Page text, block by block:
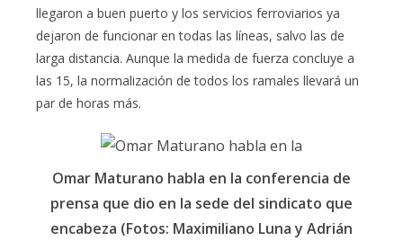
llegaron a buen puerto y los servicios ferroviarios ya
dejaron de funcionar en todas las líneas, salvo las de
larga distancia. Aunque la medida de fuerza concluye a
las 15, la normalización de todos los ramales llevará un
par de horas más.
Omar Maturano habla en la conferencia de
prensa que dio en la sede del sindicato que
encabeza (Fotos: Maximiliano Luna y Adrián